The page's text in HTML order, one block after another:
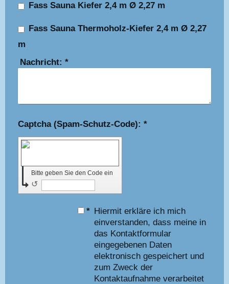
Fass Sauna Kiefer 2,4 m Ø 2,27 m
Fass Sauna Thermoholz-Kiefer 2,4 m Ø 2,27
m
Nachricht: *
Captcha (Spam-Schutz-Code): *
Bitte geben Sie den Code ein
↺
* Hiermit erkläre ich mich
einverstanden, dass meine in
das Kontaktformular
eingegebenen Daten
elektronisch gespeichert und
zum Zweck der
Kontaktaufnahme verarbeitet